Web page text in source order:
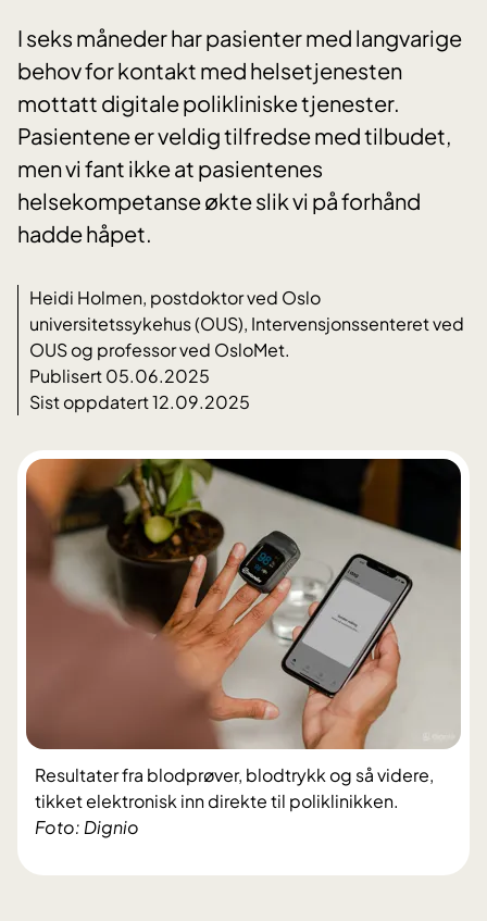
I seks måneder har pasienter med langvarige
behov for kontakt med helsetjenesten
mottatt digitale polikliniske tjenester.
Pasientene er veldig tilfredse med tilbudet,
men vi fant ikke at pasientenes
helsekompetanse økte slik vi på forhånd
hadde håpet.
Heidi Holmen, postdoktor ved Oslo
universitetssykehus (OUS), Intervensjonssenteret ved
OUS og professor ved OsloMet.
Publisert 05.06.2025
Sist oppdatert 12.09.2025
Foto: Dignio
Resultater fra blodprøver, blodtrykk og så videre,
tikket elektronisk inn direkte til poliklinikken.